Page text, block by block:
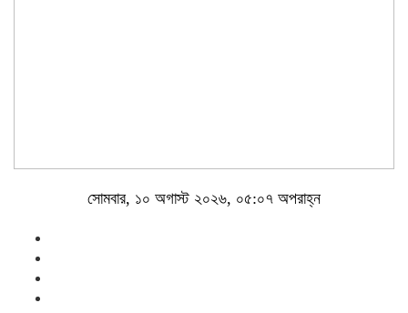
সোমবার, ১০ অগাস্ট ২০২৬, ০৫:০৭ অপরাহ্ন